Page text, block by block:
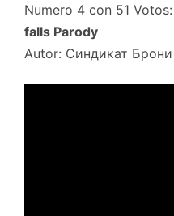
Numero 4 con 51 Votos:
falls Parody
Autor: Синдикат Брони